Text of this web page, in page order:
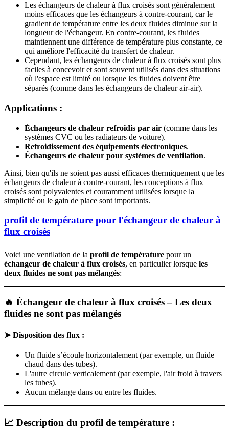
Les échangeurs de chaleur à flux croisés sont généralement
moins efficaces que les échangeurs à contre-courant, car le
gradient de température entre les deux fluides diminue sur la
longueur de l'échangeur. En contre-courant, les fluides
maintiennent une différence de température plus constante, ce
qui améliore l'efficacité du transfert de chaleur.
Cependant, les échangeurs de chaleur à flux croisés sont plus
faciles à concevoir et sont souvent utilisés dans des situations
où l'espace est limité ou lorsque les fluides doivent être
séparés (comme dans les échangeurs de chaleur air-air).
Applications :
Échangeurs de chaleur refroidis par air (comme dans les
systèmes CVC ou les radiateurs de voiture).
Refroidissement des équipements électroniques.
Échangeurs de chaleur pour systèmes de ventilation.
Ainsi, bien qu'ils ne soient pas aussi efficaces thermiquement que les
échangeurs de chaleur à contre-courant, les conceptions à flux
croisés sont polyvalentes et couramment utilisées lorsque la
simplicité ou le gain de place sont importants.
profil de température pour l'échangeur de chaleur à
flux croisés
Voici une ventilation de la profil de température pour un
échangeur de chaleur à flux croisés, en particulier lorsque les
deux fluides ne sont pas mélangés:
🔥 Échangeur de chaleur à flux croisés – Les deux
fluides ne sont pas mélangés
➤ Disposition des flux :
Un fluide s’écoule horizontalement (par exemple, un fluide
chaud dans des tubes).
L'autre circule verticalement (par exemple, l'air froid à travers
les tubes).
Aucun mélange dans ou entre les fluides.
📈 Description du profil de température :